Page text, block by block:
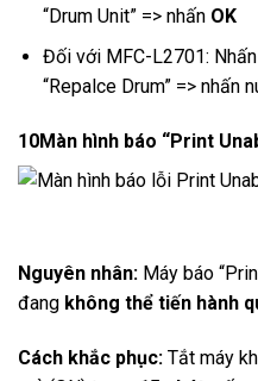
“Drum Unit” => nhấn OK
Đối với MFC-L2701:
“Repalce Drum” => nhấn
10Màn hình báo “Print
Nguyên nhân: Máy báo
đang không thể tiến hành
Cách khắc phục: Tắt máy